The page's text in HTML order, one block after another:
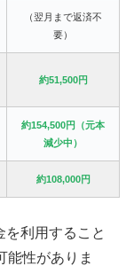
（翌月まで返済不
要）
約51,500円
約154,500円（元本
減少中）
約108,000円
利用すること
能性がありま